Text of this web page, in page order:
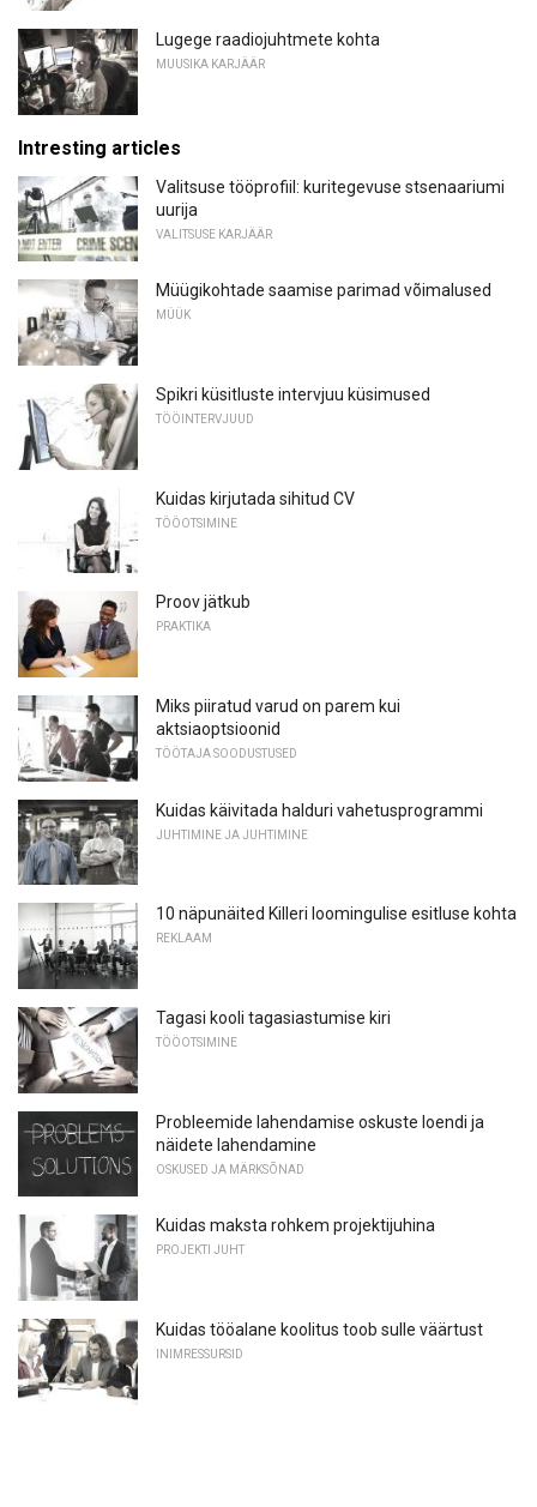
Lugege raadiojuhtmete kohta
MUUSIKA KARJÄÄR
Intresting articles
Valitsuse tööprofiil: kuritegevuse stsenaariumi
uurija
VALITSUSE KARJÄÄR
Müügikohtade saamise parimad võimalused
MÜÜK
Spikri küsitluste intervjuu küsimused
TÖÖINTERVJUUD
Kuidas kirjutada sihitud CV
TÖÖOTSIMINE
Proov jätkub
PRAKTIKA
Miks piiratud varud on parem kui
aktsiaoptsioonid
TÖÖTAJA SOODUSTUSED
Kuidas käivitada halduri vahetusprogrammi
JUHTIMINE JA JUHTIMINE
10 näpunäited Killeri loomingulise esitluse kohta
REKLAAM
Tagasi kooli tagasiastumise kiri
TÖÖOTSIMINE
Probleemide lahendamise oskuste loendi ja
näidete lahendamine
OSKUSED JA MÄRKSÕNAD
Kuidas maksta rohkem projektijuhina
PROJEKTI JUHT
Kuidas tööalane koolitus toob sulle väärtust
INIMRESSURSID